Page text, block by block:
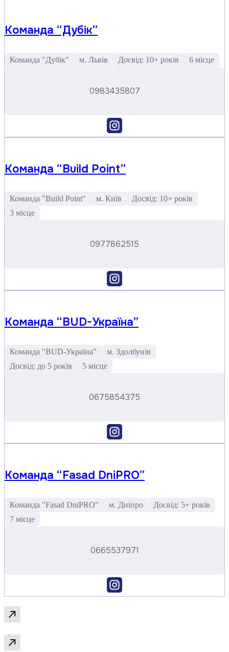
Команда “Дубік”
Команда "Дубік" м. Львів Досвід: 10+ років 6 місце
0983435807
Команда “Build Point”
Команда "Build Point" м. Київ
Досвід: 10+ років
3 місце
0977862515
Команда “BUD-Україна”
Команда "BUD-Україна"
м. Здолбунів
Досвід: до 5 років
5 місце
0675854375
Команда “Fasad DniPRO”
Команда "Fasad DniPRO" м. Дніпро
Досвід: 5+ років
7 місце
0665537971